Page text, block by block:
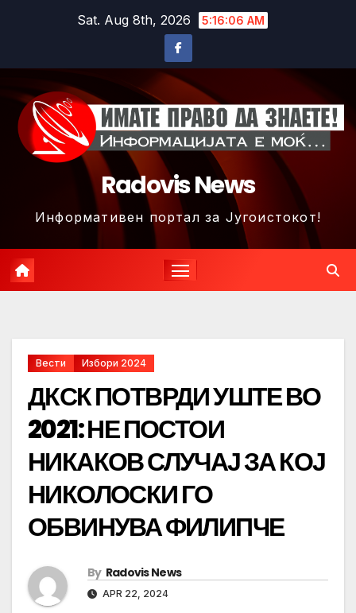
Sat. Aug 8th, 2026 5:16:08 AM
Radovis News
Информативен портал за Југоистокот!
Вести Избори 2024
ДКСК ПОТВРДИ УШТЕ ВО
2021: НЕ ПОСТОИ
НИКАКОВ СЛУЧАЈ ЗА КОЈ
НИКОЛОСКИ ГО
ОБВИНУВА ФИЛИПЧЕ
By Radovis News
APR 22, 2024